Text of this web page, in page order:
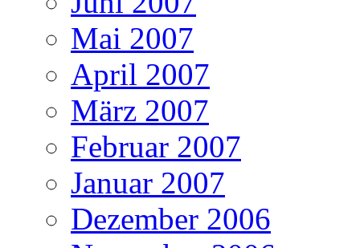
Mai 2007
April 2007
März 2007
Februar 2007
Januar 2007
Dezember 2006